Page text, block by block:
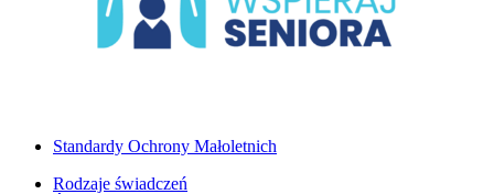
Standardy Ochrony Małoletnich
Rodzaje świadczeń